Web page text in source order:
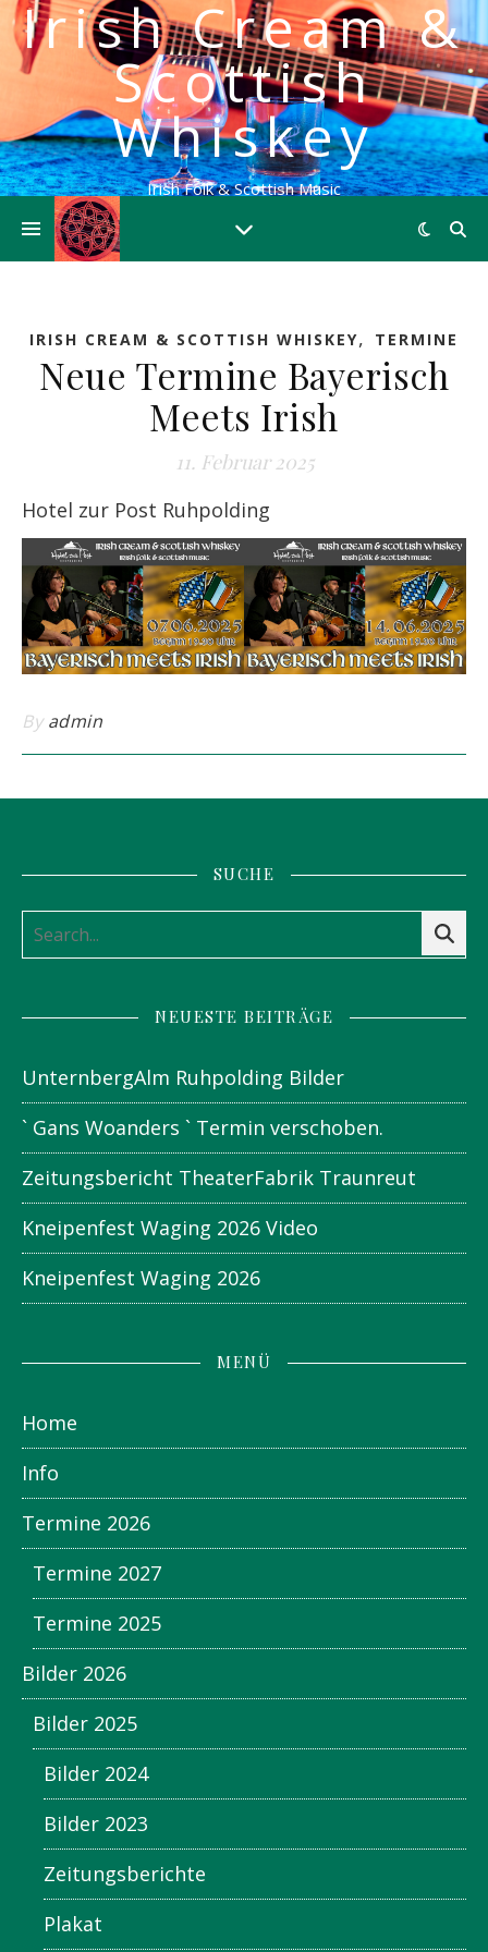
Irish Cream &
Scottish
Whiskey
Irish Folk & Scottish Music
IRISH CREAM & SCOTTISH WHISKEY, TERMINE
Neue Termine Bayerisch
Meets Irish
11. Februar 2025
Hotel zur Post Ruhpolding
By admin
SUCHE
NEUESTE BEITRÄGE
UnternbergAlm Ruhpolding Bilder
` Gans Woanders ` Termin verschoben.
Zeitungsbericht TheaterFabrik Traunreut
Kneipenfest Waging 2026 Video
Kneipenfest Waging 2026
MENÜ
Home
Info
Termine 2026
Termine 2027
Termine 2025
Bilder 2026
Bilder 2025
Bilder 2024
Bilder 2023
Zeitungsberichte
Plakat